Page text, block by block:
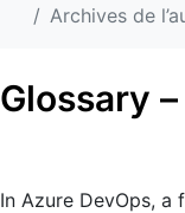
Archives de
Glossary
In Azure DevOps,